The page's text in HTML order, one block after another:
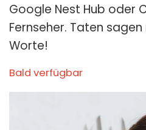
Google Nest Hub oder
Fernseher. Taten
Worte!
Bald verfügbar